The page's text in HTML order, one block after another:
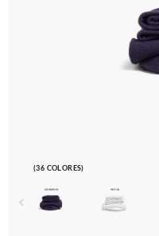
(36 COLORES)